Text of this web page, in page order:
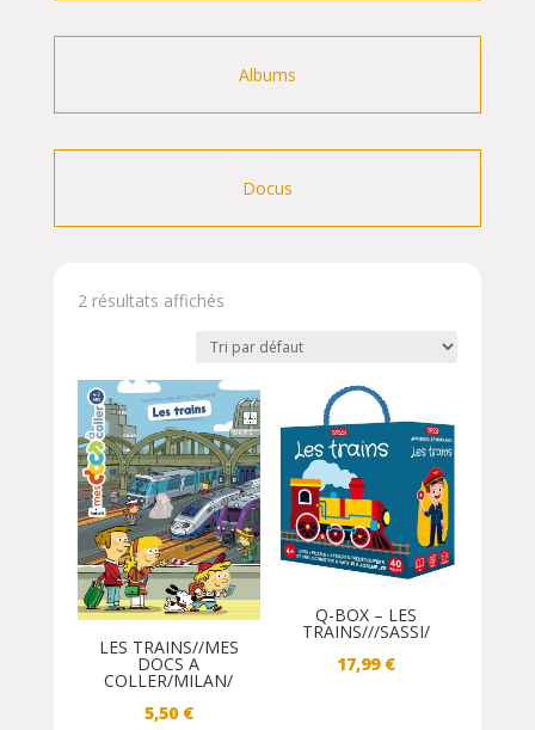
Albums
Docus
2 résultats affichés
LES TRAINS//MES
DOCS A
COLLER/MILAN/
5,50 €
Q-BOX – LES
TRAINS///SASSI/
17,99 €